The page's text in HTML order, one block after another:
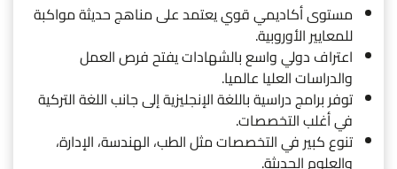
مستوى أكاديمي قوي يعتمد على مناهج حديثة مواكبة
للمعايير الأوروبية.
اعتراف دولي واسع بالشهادات يفتح فرص العمل
والدراسات العليا عالميا.
توفر برامج دراسية باللغة الإنجليزية إلى جانب اللغة التركية
في أغلب التخصصات.
تنوع كبير في التخصصات مثل الطب، الهندسة، الإدارة،
والعلوم الحديثة.